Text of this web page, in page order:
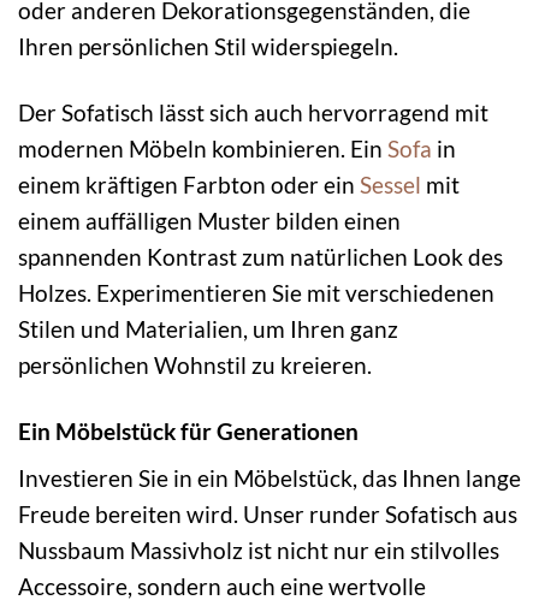
oder anderen Dekorationsgegenständen, die
Ihren persönlichen Stil widerspiegeln.
Der Sofatisch lässt sich auch hervorragend mit
modernen Möbeln kombinieren. Ein Sofa in
einem kräftigen Farbton oder ein Sessel mit
einem auffälligen Muster bilden einen
spannenden Kontrast zum natürlichen Look des
Holzes. Experimentieren Sie mit verschiedenen
Stilen und Materialien, um Ihren ganz
persönlichen Wohnstil zu kreieren.
Ein Möbelstück für Generationen
Investieren Sie in ein Möbelstück, das Ihnen lange
Freude bereiten wird. Unser runder Sofatisch aus
Nussbaum Massivholz ist nicht nur ein stilvolles
Accessoire, sondern auch eine wertvolle